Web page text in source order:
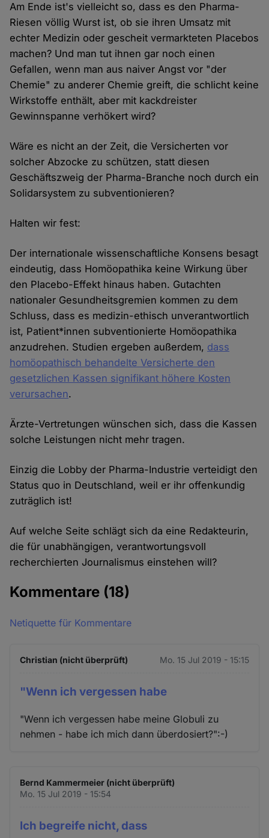
Am Ende ist's vielleicht so, dass es den Pharma-
Riesen völlig Wurst ist, ob sie ihren Umsatz mit
echter Medizin oder gescheit vermarkteten Placebos
machen? Und man tut ihnen gar noch einen
Gefallen, wenn man aus naiver Angst vor "der
Chemie" zu anderer Chemie greift, die schlicht keine
Wirkstoffe enthält, aber mit kackdreister
Gewinnspanne verhökert wird?
Wäre es nicht an der Zeit, die Versicherten vor
solcher Abzocke zu schützen, statt diesen
Geschäftszweig der Pharma-Branche noch durch ein
Solidarsystem zu subventionieren?
Halten wir fest:
Der internationale wissenschaftliche Konsens besagt
eindeutig, dass Homöopathika keine Wirkung über
den Placebo-Effekt hinaus haben. Gutachten
nationaler Gesundheitsgremien kommen zu dem
Schluss, dass es medizin-ethisch unverantwortlich
ist, Patient*innen subventionierte Homöopathika
anzudrehen. Studien ergeben außerdem, dass
homöopathisch behandelte Versicherte den
gesetzlichen Kassen signifikant höhere Kosten
verursachen.
Ärzte-Vertretungen wünschen sich, dass die Kassen
solche Leistungen nicht mehr tragen.
Einzig die Lobby der Pharma-Industrie verteidigt den
Status quo in Deutschland, weil er ihr offenkundig
zuträglich ist!
Auf welche Seite schlägt sich da eine Redakteurin,
die für unabhängigen, verantwortungsvoll
recherchierten Journalismus einstehen will?
Kommentare (18)
Netiquette für Kommentare
Christian (nicht überprüft) Mo. 15 Jul 2019 - 15:15
"Wenn ich vergessen habe
"Wenn ich vergessen habe meine Globuli zu
nehmen - habe ich mich dann überdosiert?":-)
Bernd Kammermeier (nicht überprüft)
Mo. 15 Jul 2019 - 15:54
Ich begreife nicht, dass